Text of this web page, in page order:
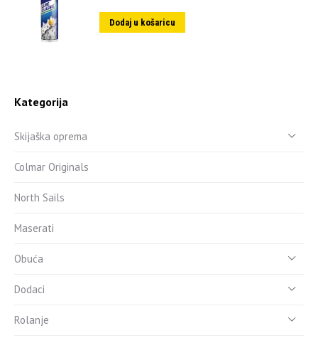
Dodaj u košaricu
Kategorija
Skijaška oprema
Colmar Originals
North Sails
Maserati
Obuća
Dodaci
Rolanje